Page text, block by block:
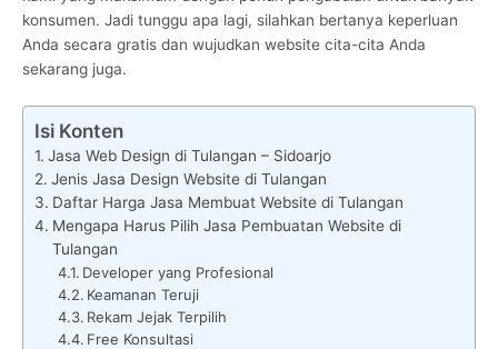
konsumen. Jadi tunggu apa lagi, silahkan bertanya keperluan
Anda secara gratis dan wujudkan website cita-cita Anda
sekarang juga.
Isi Konten
Jasa Web Design di Tulangan – Sidoarjo
Jenis Jasa Design Website di Tulangan
Daftar Harga Jasa Membuat Website di Tulangan
Mengapa Harus Pilih Jasa Pembuatan Website di
Tulangan
Developer yang Profesional
Keamanan Teruji
Rekam Jejak Terpilih
Free Konsultasi